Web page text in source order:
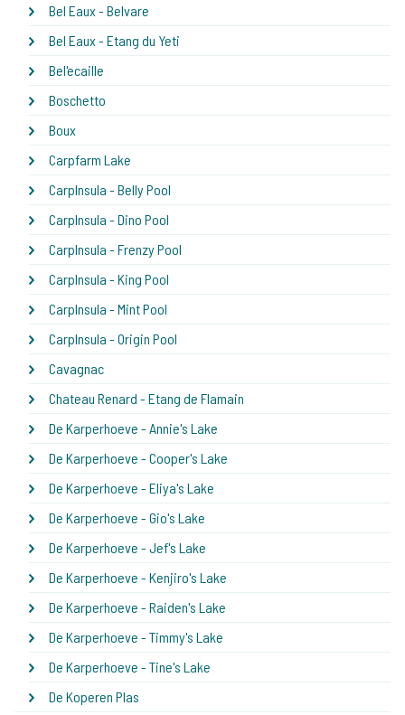
Bel Eaux - Belvare
Bel Eaux - Etang du Yeti
Bel'ecaille
Boschetto
Boux
Carpfarm Lake
CarpInsula - Belly Pool
CarpInsula - Dino Pool
CarpInsula - Frenzy Pool
CarpInsula - King Pool
CarpInsula - Mint Pool
CarpInsula - Origin Pool
Cavagnac
Chateau Renard - Etang de Flamain
De Karperhoeve - Annie's Lake
De Karperhoeve - Cooper's Lake
De Karperhoeve - Eliya's Lake
De Karperhoeve - Gio's Lake
De Karperhoeve - Jef's Lake
De Karperhoeve - Kenjiro's Lake
De Karperhoeve - Raiden's Lake
De Karperhoeve - Timmy's Lake
De Karperhoeve - Tine's Lake
De Koperen Plas